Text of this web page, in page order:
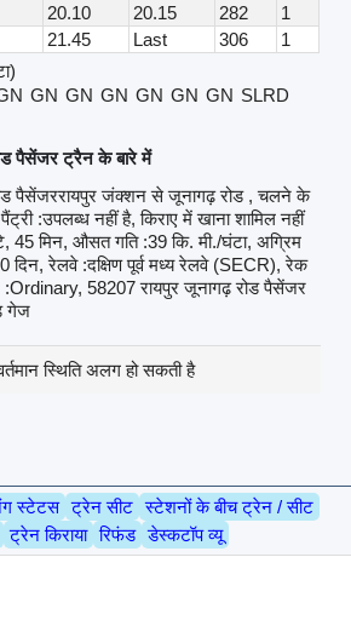
20.10 20.15 282
1
21.45 Last 306
1
GN GN GN GN GN GN SLRD
पैसेंजर ट्रैन के बारे में
पैसेंजररायपुर जंक्शन से जूनागढ़ रोड , चलने के
:उपलब्ध नहीं है, किराए में खाना शामिल नहीं
45 मिन, औसत गति :39 कि. मी./घंटा, अग्रिम
रेलवे :दक्षिण पूर्व मध्य रेलवे (SECR), रेक
:Ordinary, 58207 रायपुर जूनागढ़ रोड पैसेंजर
गेज
स्थिति अलग हो सकती है
स्टेटस ट्रेन सीट स्टेशनों के बीच ट्रेन / सीट
ट्रेन किराया रिफंड डेस्कटॉप व्यू